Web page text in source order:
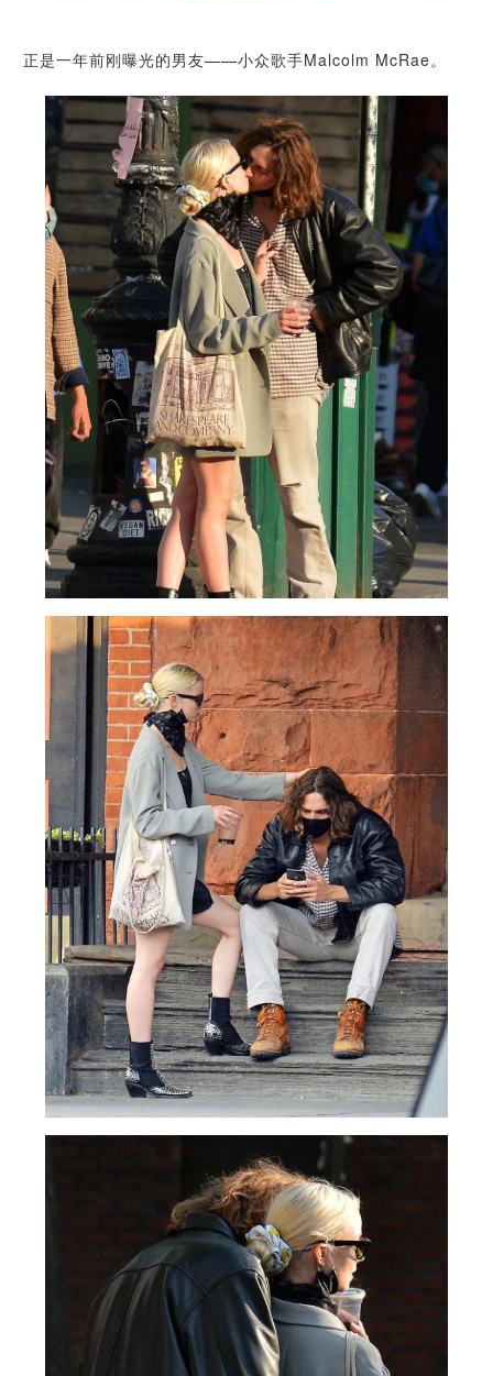
正是一年前刚曝光的男友——小众歌手Malcolm McRae。